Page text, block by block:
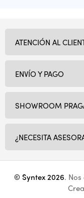
SHOWROOM
¿NECESITA
ATENCIÓN AL
ENVÍO Y PAGO
© Syntex 2026.